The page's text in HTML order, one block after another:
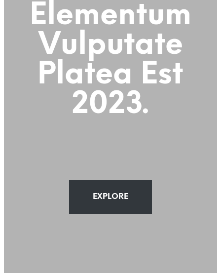
Elementum
Vulputate
Platea Est
2023.
EXPLORE